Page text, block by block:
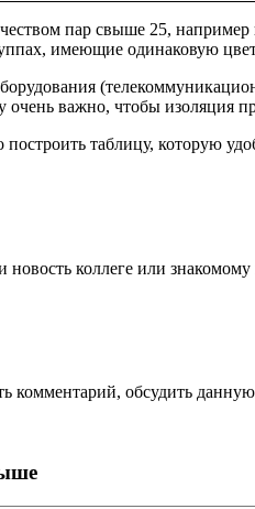
пар свыше 25,
имеющие одинаковую
важно, чтобы изоляция
таблицу, которую
коллеге или
комментарий, обсудить